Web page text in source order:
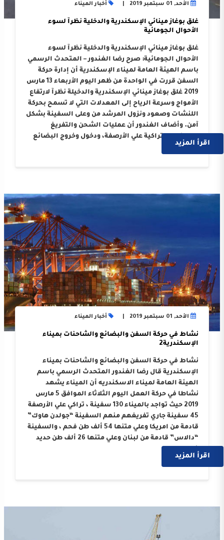
الأحد, 01 سبتمبر 2019 أخبار الميناء
غلق بوغاز مينائي الإسكندرية والدخلية نظرآ لسوء
الأحوال الجومائية
غلق بوغاز مينائي الإسكندرية والدخلية نظرآ لسوء
الأحوال الجومائية: صرح رضا الغندور – المتحدث الرسمي
باسم الهيئة العامة لميناء الإسكندرية أن إدارة حركة
السفن قررت في الواحدة من ظهر اليوم الأربعاء 13 مارس
2019 غلق بوغاز مينائي الإسكندرية والدخيلة نظرآ لارتفاع
الأمواج وسرعة الرياح إلى المعدلات التي لا تسمح بحركة
اللنشات وصعود ونزول المرشد من وعلى السفينة بشكل
آمن. وأضاف الغندور أن عمليات الشحن والتفريغ
بالسفن المتراكية علي الأرصفة، ودخول وخروج البضائع
اقرأ المزيد
الأحد, 01 سبتمبر 2019 أخبار الميناء
نشاط في حركة السفن والبضائع والشاحنات بميناء
الإسكندرية2
نشاط في حركة السفن والبضائع والشاحنات بميناء
الإسكندرية قال رضا الغندور المتحدث الرسمي باسم
الهيئة العامة لميناء الاسكندريه أن الميناء يشهد
نشاطا في حركة العمل اليوم الثلاثاء الموافق 5 مارس
2019 حيث تواجد بالميناء 130 سفينة ، تراكي علي الأرصفة
45 سفينة جاري تفريغهم منهم السفينة “جولدن هاوك”
قادمة من امريكا وعلي متنها 54 ألف طن فحم ، والسفينة
“دالاس” قادمة من لبنان وعلي متنها 26 ألف طن حديد
خرده ….
اقرأ المزيد